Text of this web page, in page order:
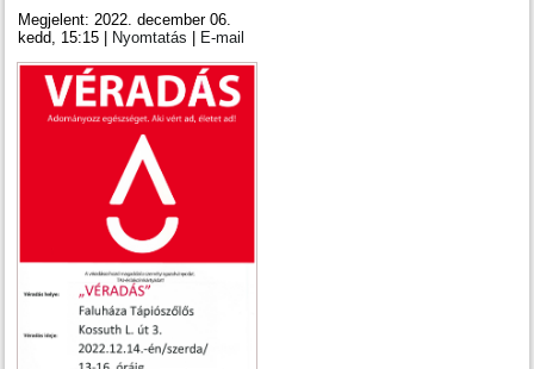
Megjelent: 2022. december 06.
kedd, 15:15
Nyomtatás E-mail